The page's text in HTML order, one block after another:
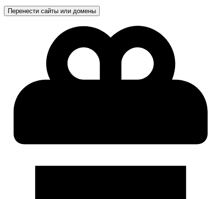
Перенести сайты или домены